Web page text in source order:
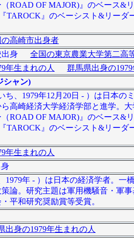
ROAD OF MAJOR)』のベース&
TAROCK』のベーシスト&リー
高崎市出身者
出身 全国の東京農業大学第二高
年生まれの人
群馬県出身の
シャン)
ち、1979年12月20日 - ）は日本
高崎経済大学経済学部と進学。
ROAD OF MAJOR)』のベース&
TAROCK』のベーシスト&リー
年生まれの人
1979年 - ）は日本の経済学者。一
論。研究主題は軍用機騒音・軍
平和研究奨励賞等受賞。
出身の1979年生まれの人